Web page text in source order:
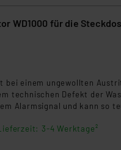
WD1000 für die
bei einem ungewollten
technischen Defekt der
Alarmsignal und kann so
3-4 Werktage²